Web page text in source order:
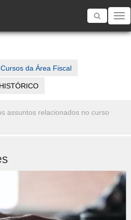
Toggle
Cursos da Área Fiscal
HISTÓRICO
assuntos relacionados no curso